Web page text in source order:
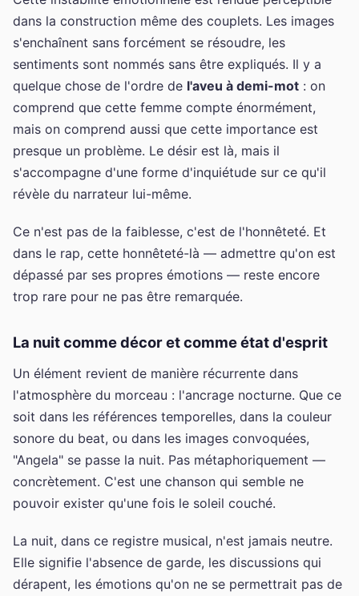
dans la construction même des couplets. Les images
s'enchaînent sans forcément se résoudre, les
sentiments sont nommés sans être expliqués. Il y a
quelque chose de l'ordre de l'aveu à demi-mot : on
comprend que cette femme compte énormément,
mais on comprend aussi que cette importance est
presque un problème. Le désir est là, mais il
s'accompagne d'une forme d'inquiétude sur ce qu'il
révèle du narrateur lui-même.
Ce n'est pas de la faiblesse, c'est de l'honnêteté. Et
dans le rap, cette honnêteté-là — admettre qu'on est
dépassé par ses propres émotions — reste encore
trop rare pour ne pas être remarquée.
La nuit comme décor et comme état d'esprit
Un élément revient de manière récurrente dans
l'atmosphère du morceau : l'ancrage nocturne. Que ce
soit dans les références temporelles, dans la couleur
sonore du beat, ou dans les images convoquées,
"Angela" se passe la nuit. Pas métaphoriquement —
concrètement. C'est une chanson qui semble ne
pouvoir exister qu'une fois le soleil couché.
La nuit, dans ce registre musical, n'est jamais neutre.
Elle signifie l'absence de garde, les discussions qui
dérapent, les émotions qu'on ne se permettrait pas de